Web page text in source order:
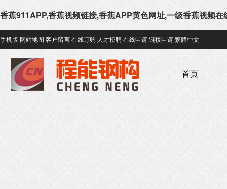
香蕉911APP,香蕉视频链接,香蕉APP黄色网址,一级香蕉视频在
手机版 网站地图 客户留言在线订购 人才招聘在线申请链接申请繁體中文
首页